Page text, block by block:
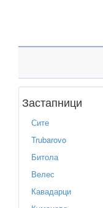
Застапници
Сите
Trubarovo
Битола
Велес
Кавадарци